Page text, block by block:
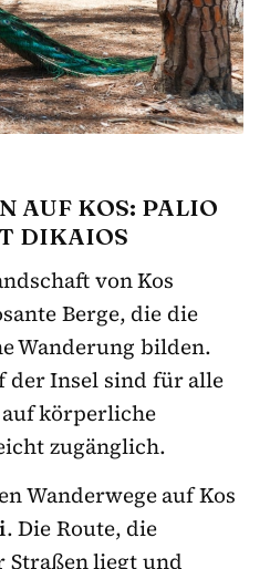
AUF KOS: PALIO
DIKAIOS
von Kos
Berge, die die
Wanderung bilden.
der Insel sind für alle
körperliche
zugänglich.
Wanderwege auf Kos
. Die Route, die
Straßen liegt und